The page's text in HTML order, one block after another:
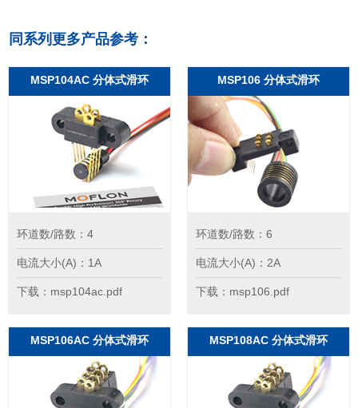
同系列更多产品参考：
MSP104AC 分体式滑环
环道数/路数：4
电流大小(A)：1A
下载：msp104ac.pdf
MSP106 分体式滑环
环道数/路数：6
电流大小(A)：2A
下载：msp106.pdf
MSP106AC 分体式滑环 MSP108AC 分体式滑环